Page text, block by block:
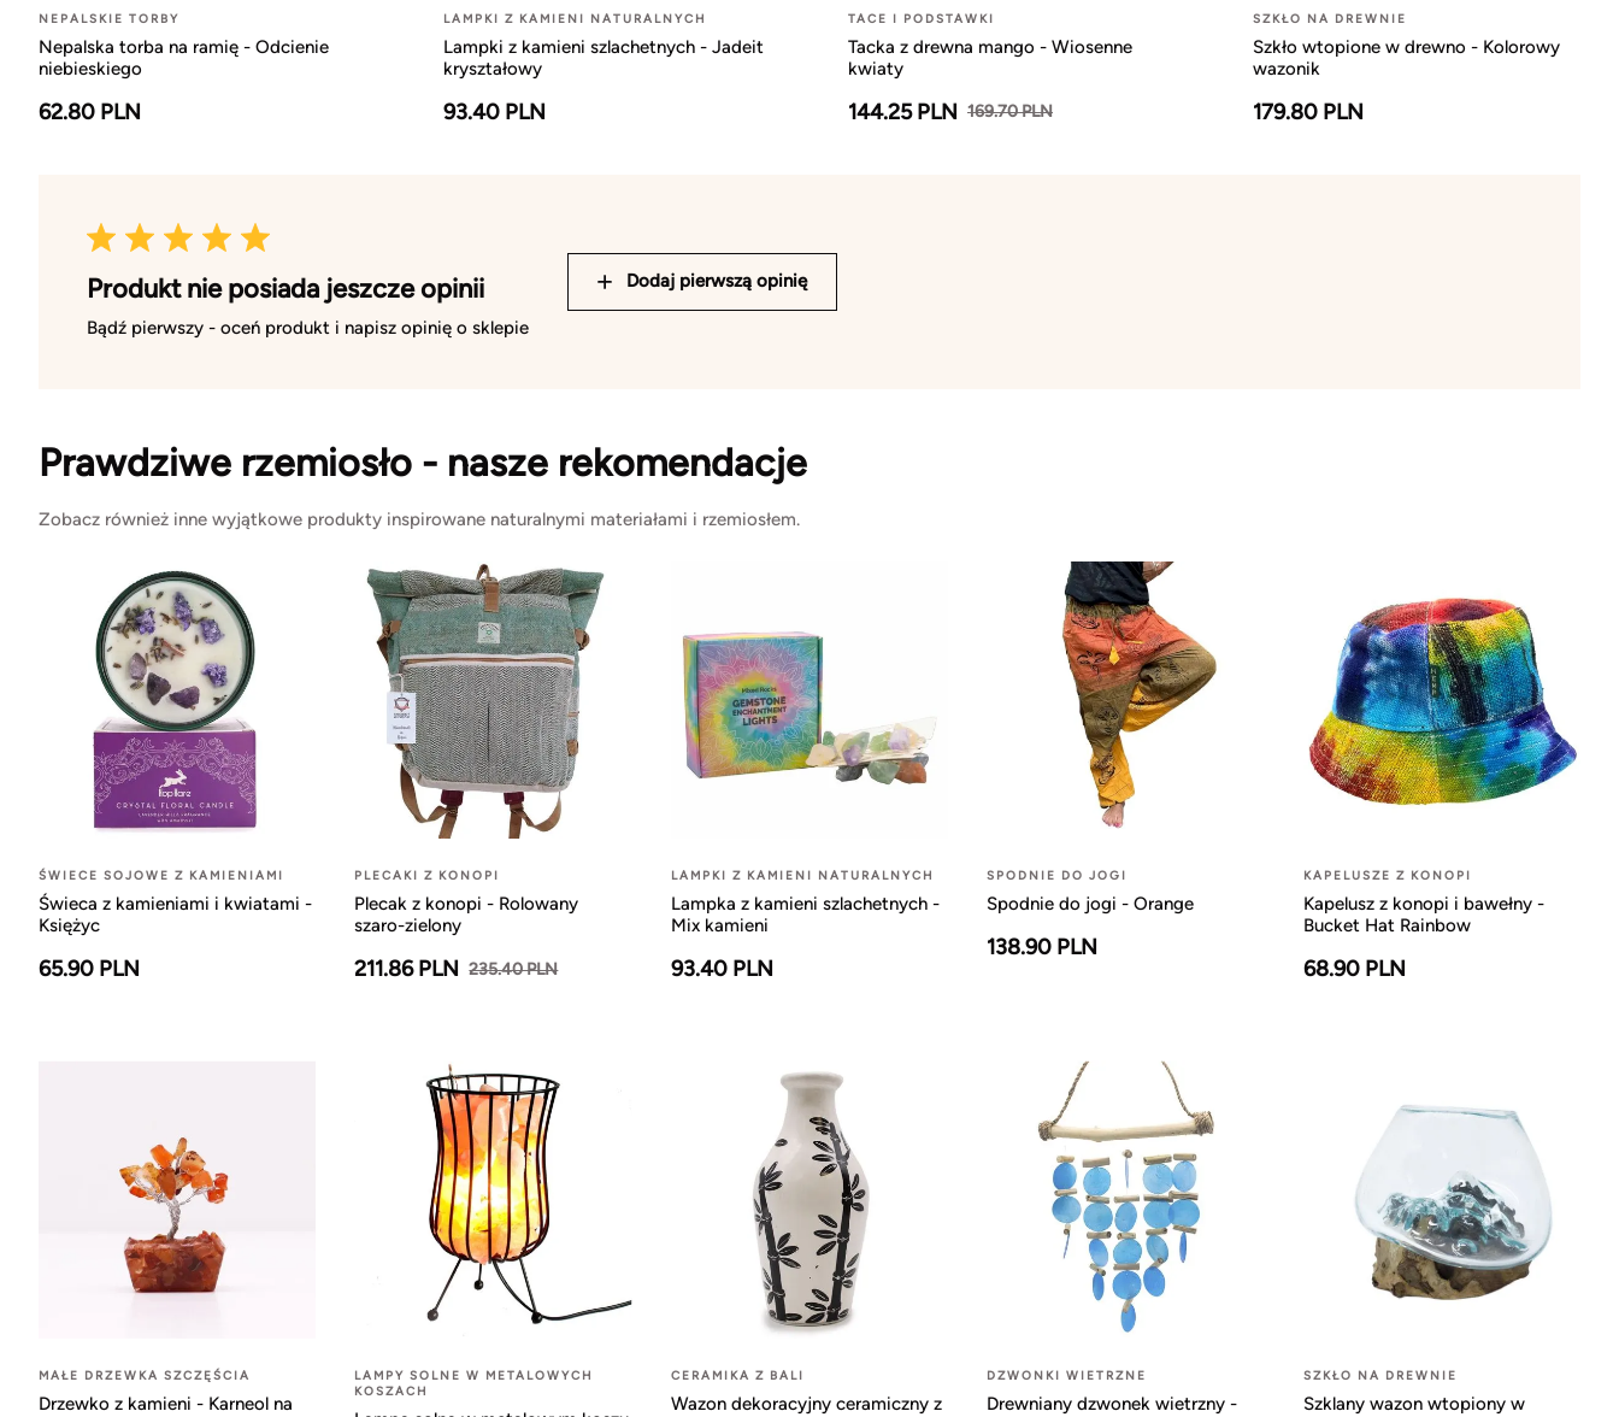
NEPALSKIE TORBY
Nepalska torba na ramię - Odcienie
niebieskiego
62.80 PLN
LAMPKI Z KAMIENI NATURALNYCH
Lampki z kamieni szlachetnych - Jadeit
kryształowy
93.40 PLN
TACE I PODSTAWKI
Tacka z drewna mango - Wiosenne
kwiaty
144.25 PLN 169.70 PLN
SZKŁO NA DREWNIE
Szkło wtopione w drewno - Kolorowy
wazonik
179.80 PLN
Produkt nie posiada jeszcze opinii
Bądź pierwszy - oceń produkt i napisz opinię o sklepie
Dodaj pierwszą opinię
Prawdziwe rzemiosło - nasze rekomendacje
Zobacz również inne wyjątkowe produkty inspirowane naturalnymi materiałami i rzemiosłem.
ŚWIECE SOJOWE Z KAMIENIAMI
Świeca z kamieniami i kwiatami -
Księżyc
65.90 PLN
PLECAKI Z KONOPI
Plecak z konopi - Rolowany
szaro-zielony
211.86 PLN 235.40 PLN
LAMPKI Z KAMIENI NATURALNYCH
Lampka z kamieni szlachetnych -
Mix kamieni
93.40 PLN
SPODNIE DO JOGI
Spodnie do jogi - Orange
138.90 PLN
KAPELUSZE Z KONOPI
Kapelusz z konopi i bawełny -
Bucket Hat Rainbow
68.90 PLN
MAŁE DRZEWKA SZCZĘŚCIA
Drzewko z kamieni - Karneol na
LAMPY SOLNE W METALOWYCH
KOSZACH
CERAMIKA Z BALI
Wazon dekoracyjny ceramiczny z
DZWONKI WIETRZNE
Drewniany dzwonek wietrzny -
SZKŁO NA DREWNIE
Szklany wazon wtopiony w